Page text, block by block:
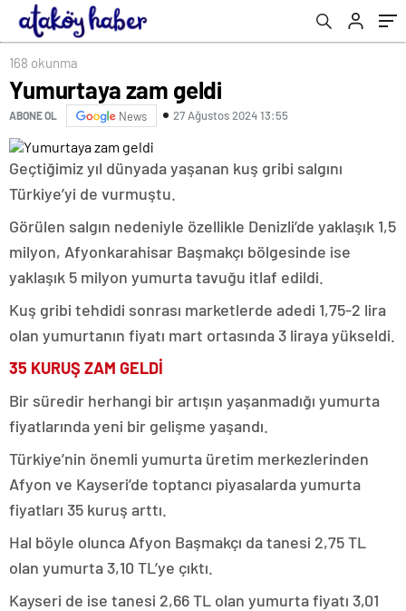
168 okunma
Yumurtaya zam geldi
ABONE OL News 27 Ağustos 2024 13:55
Geçtiğimiz yıl dünyada yaşanan kuş gribi salgını
Türkiye’yi de vurmuştu.
Görülen salgın nedeniyle özellikle Denizli’de yaklaşık 1,5
milyon, Afyonkarahisar Başmakçı bölgesinde ise
yaklaşık 5 milyon yumurta tavuğu itlaf edildi.
Kuş gribi tehdidi sonrası marketlerde adedi 1,75-2 lira
olan yumurtanın fiyatı mart ortasında 3 liraya yükseldi.
35 KURUŞ ZAM GELDİ
Bir süredir herhangi bir artışın yaşanmadığı yumurta
fiyatlarında yeni bir gelişme yaşandı.
Türkiye’nin önemli yumurta üretim merkezlerinden
Afyon ve Kayseri’de toptancı piyasalarda yumurta
fiyatları 35 kuruş arttı.
Hal böyle olunca Afyon Başmakçı da tanesi 2,75 TL
olan yumurta 3,10 TL’ye çıktı.
Kayseri de ise tanesi 2,66 TL olan yumurta fiyatı 3,01